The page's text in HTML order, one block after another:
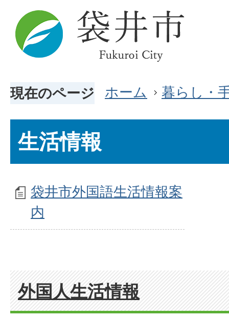
現在のページ ホーム 暮らし・
生活情報
袋井市外国語生活情報案
内
外国人生活情報